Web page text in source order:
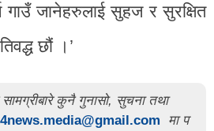
गाउँ जानेहरुलाई सुहज र सुरक्षित
छौं ।’
कुनै गुनासो, सुचना तथा
मा प